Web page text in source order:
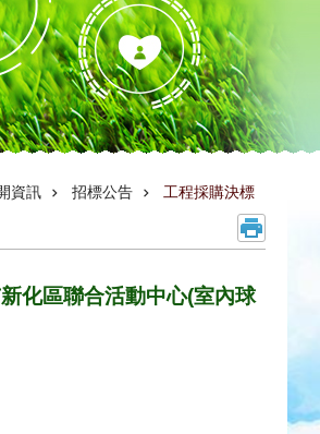
資訊 招標公告 工程採購決標
化區聯合活動中心(室內球